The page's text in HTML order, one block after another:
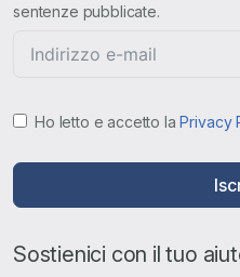
sentenze pubblicate.
Ho letto e accetto laPrivacy
Sostienici con il tuo